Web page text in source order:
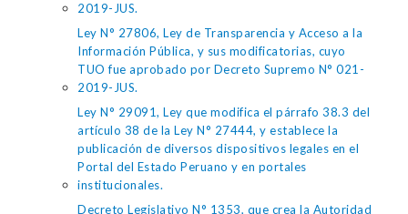
2019-JUS.
Ley N° 27806, Ley de Transparencia y Acceso a la
Información Pública, y sus modificatorias, cuyo
TUO fue aprobado por Decreto Supremo N° 021-
2019-JUS.
Ley N° 29091, Ley que modifica el párrafo 38.3 del
artículo 38 de la Ley N° 27444, y establece la
publicación de diversos dispositivos legales en el
Portal del Estado Peruano y en portales
institucionales.
Decreto Legislativo N° 1353, que crea la Autoridad